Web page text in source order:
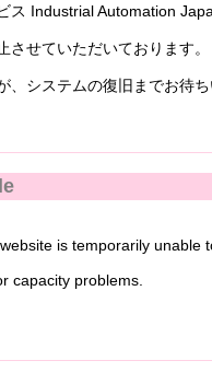
Industrial Automation
せていただいております。
システムの復旧までお待
is temporarily unable
capacity problems.